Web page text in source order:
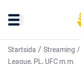
Startsida / Streaming /
League, PL, UFC m.m.